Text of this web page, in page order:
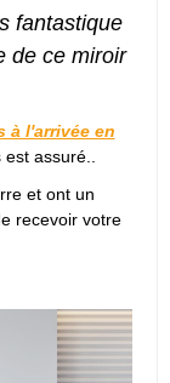
fantastique
de ce miroir
à l'arrivée en
assuré..
et ont un
recevoir votre